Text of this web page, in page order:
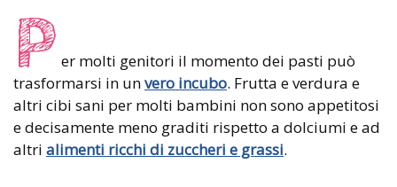
P er molti genitori il momento dei pasti può
trasformarsi in unvero incubo. Frutta e verdura e
altri cibi sani per molti bambini non sono appetitosi
e decisamente meno graditi rispetto a dolciumi e ad
altri alimenti ricchi di zuccheri e grassi.